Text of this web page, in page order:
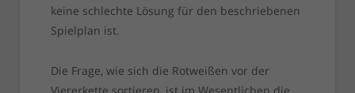
keine schlechte Lösung für den beschriebenen
Spielplan ist.
Die Frage, wie sich die Rotweißen vor der